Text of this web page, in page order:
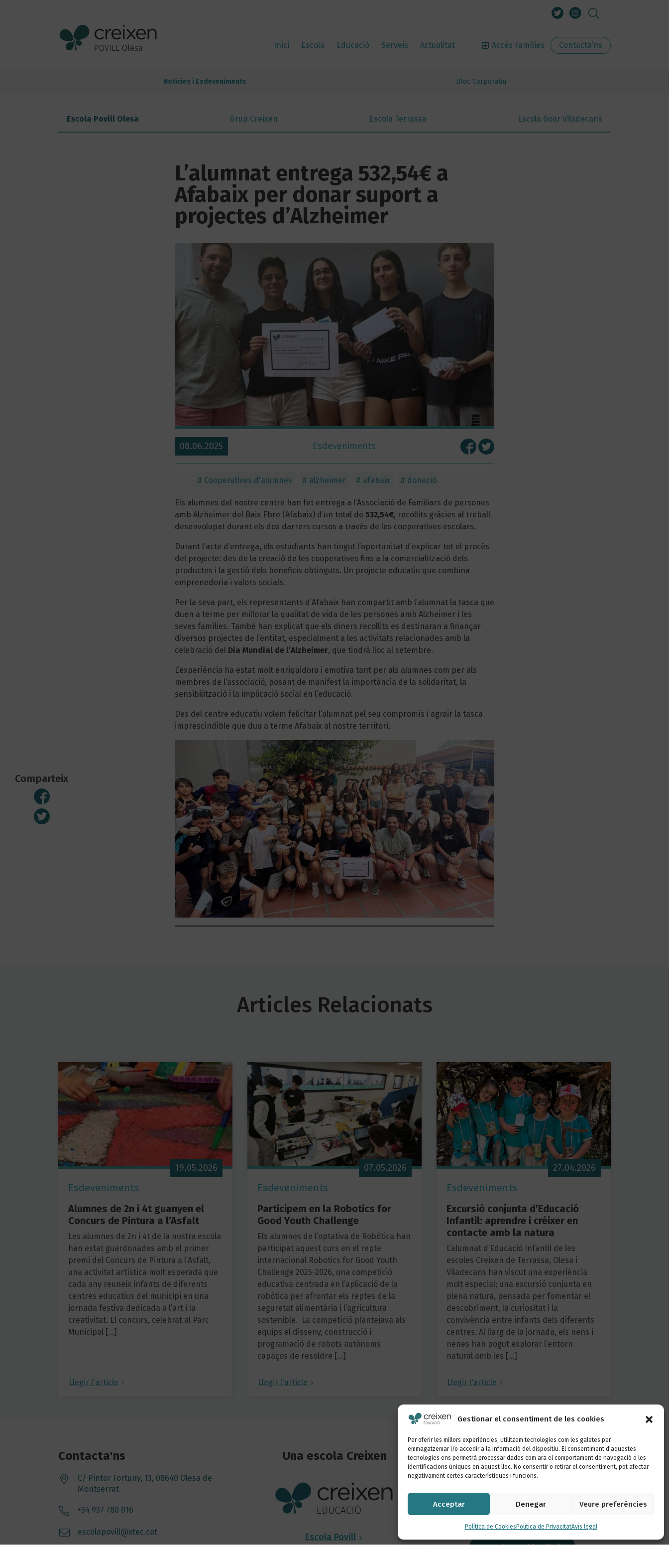
Gestionar el consentiment de les cookies
Per oferir les millors experiències, utilitzem tecnologies com les galetes per
emmagatzemar i/o accedir a la informació del dispositiu. El consentiment d'aquestes
tecnologies ens permetrà processar dades com ara el comportament de navegació o les
identificacions úniques en aquest lloc. No consentir o retirar el consentiment, pot afectar
negativament certes característiques i funcions.
Acceptar Denegar Veure preferències
Política de Cookies Política de PrivacitatAvís legal
Inici Escola Educació Serveis Actualitat Accés Famílies Contacta’ns
Notícies i Esdeveniments Bloc Corporatiu
Escola Povill Olesa Grup Creixen Escola Terrassa Escola Goar Viladecans
Comparteix
L’alumnat entrega 532,54€ a
Afabaix per donar suport a
projectes d’Alzheimer
08.06.2025 Esdeveniments
# Cooperatives d'alumnes # alzheimer # afabaix # donació
Els alumnes del nostre centre han fet entrega a l’Associació de Familiars de persones
amb Alzheimer del Baix Ebre (Afabaix) d’un total de 532,54€, recollits gràcies al treball
desenvolupat durant els dos darrers cursos a través de les cooperatives escolars.
Durant l’acte d’entrega, els estudiants han tingut l’oportunitat d’explicar tot el procés
del projecte: des de la creació de les cooperatives fins a la comercialització dels
productes i la gestió dels beneficis obtinguts. Un projecte educatiu que combina
emprenedoria i valors socials.
Per la seva part, els representants d’Afabaix han compartit amb l’alumnat la tasca que
duen a terme per millorar la qualitat de vida de les persones amb Alzheimer i les
seves famílies. També han explicat que els diners recollits es destinaran a finançar
diversos projectes de l’entitat, especialment a les activitats relacionades amb la
celebració del Dia Mundial de l’Alzheimer, que tindrà lloc al setembre.
L’experiència ha estat molt enriquidora i emotiva tant per als alumnes com per als
membres de l’associació, posant de manifest la importància de la solidaritat, la
sensibilització i la implicació social en l’educació.
Des del centre educatiu volem felicitar l’alumnat pel seu compromís i agrair la tasca
imprescindible que duu a terme Afabaix al nostre territori.
Articles Relacionats
Esdeveniments
19.05.2026
Alumnes de 2n i 4t guanyen el
Concurs de Pintura a l’Asfalt
Les alumnes de 2n i 4t de la nostra escola
han estat guardonades amb el primer
premi del Concurs de Pintura a l’Asfalt,
una activitat artística molt esperada que
cada any reuneix infants de diferents
centres educatius del municipi en una
jornada festiva dedicada a l’art i la
creativitat. El concurs, celebrat al Parc
Municipal […]
Llegir l'article
Esdeveniments
07.05.2026
Participem en la Robotics for
Good Youth Challenge
Els alumnes de l’optativa de Robòtica han
participat aquest curs en el repte
internacional Robotics for Good Youth
Challenge 2025-2026, una competició
educativa centrada en l’aplicació de la
robòtica per afrontar els reptes de la
seguretat alimentària i l’agricultura
sostenible. La competició plantejava als
equips el disseny, construcció i
programació de robots autònoms
capaços de resoldre […]
Llegir l'article
Esdeveniments
27.04.2026
Excursió conjunta d’Educació
Infantil: aprendre i créixer en
contacte amb la natura
L’alumnat d’Educació Infantil de les
escoles Creixen de Terrassa, Olesa i
Viladecans han viscut una experiència
molt especial; una excursió conjunta en
plena natura, pensada per fomentar el
descobriment, la curiositat i la
convivència entre infants dels diferents
centres. Al llarg de la jornada, els nens i
nenes han pogut explorar l’entorn
natural amb les […]
Llegir l'article
Contacta'ns
C/ Pintor Fortuny, 13, 08640 Olesa de
Montserrat
+34 937 780 016
escolapovill@xtec.cat
Una escola Creixen
Escola Povill
Segueix-nos
Vols conèixer les últimes novetats de
Inscriu-te al butlletí